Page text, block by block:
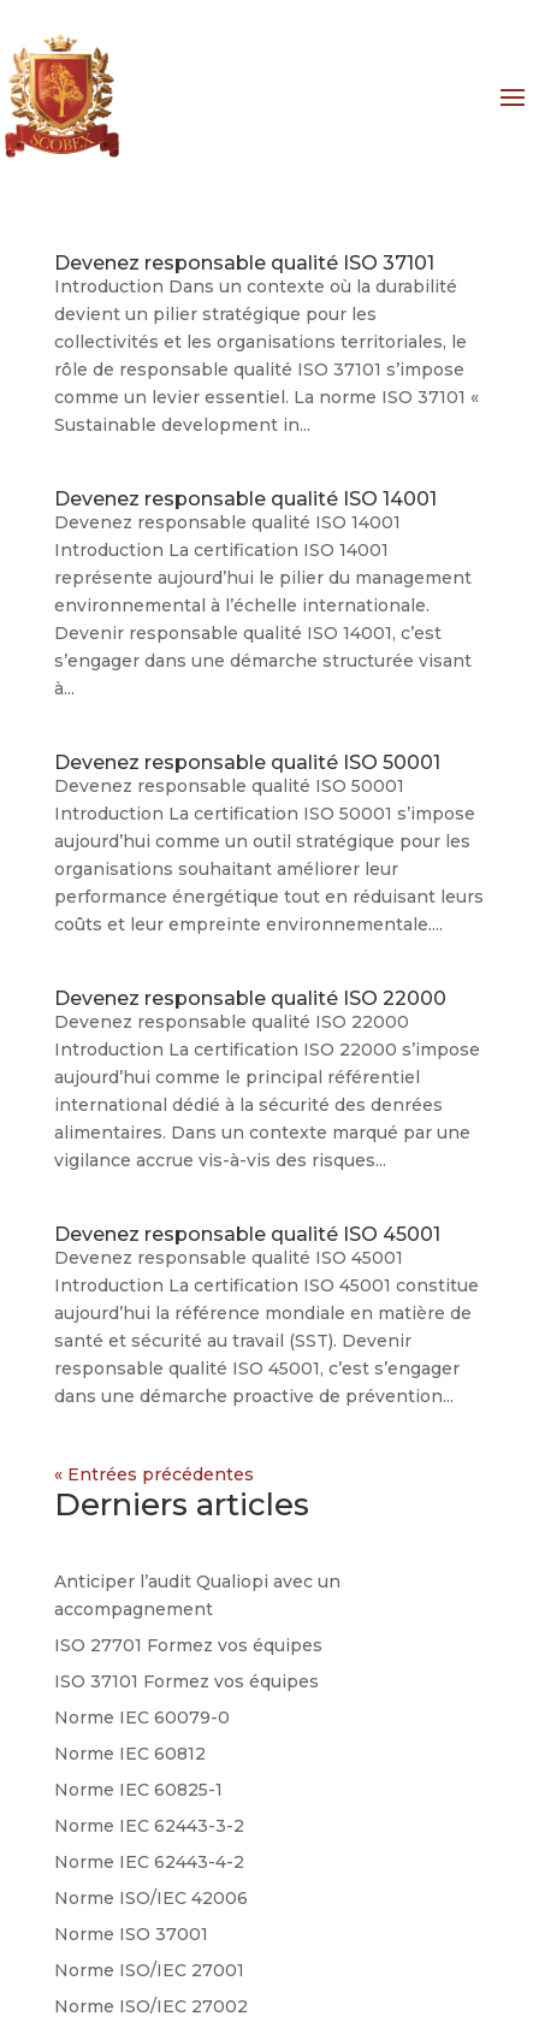
Devenez responsable qualité ISO 37101
Introduction Dans un contexte où la durabilité
devient un pilier stratégique pour les
collectivités et les organisations territoriales, le
rôle de responsable qualité ISO 37101 s’impose
comme un levier essentiel. La norme ISO 37101 «
Sustainable development in...
Devenez responsable qualité ISO 14001
Devenez responsable qualité ISO 14001
Introduction La certification ISO 14001
représente aujourd’hui le pilier du management
environnemental à l’échelle internationale.
Devenir responsable qualité ISO 14001, c’est
s’engager dans une démarche structurée visant
à...
Devenez responsable qualité ISO 50001
Devenez responsable qualité ISO 50001
Introduction La certification ISO 50001 s’impose
aujourd’hui comme un outil stratégique pour les
organisations souhaitant améliorer leur
performance énergétique tout en réduisant leurs
coûts et leur empreinte environnementale....
Devenez responsable qualité ISO 22000
Devenez responsable qualité ISO 22000
Introduction La certification ISO 22000 s’impose
aujourd’hui comme le principal référentiel
international dédié à la sécurité des denrées
alimentaires. Dans un contexte marqué par une
vigilance accrue vis-à-vis des risques...
Devenez responsable qualité ISO 45001
Devenez responsable qualité ISO 45001
Introduction La certification ISO 45001 constitue
aujourd’hui la référence mondiale en matière de
santé et sécurité au travail (SST). Devenir
responsable qualité ISO 45001, c’est s’engager
dans une démarche proactive de prévention...
« Entrées précédentes
Derniers articles
Anticiper l’audit Qualiopi avec un
accompagnement
ISO 27701 Formez vos équipes
ISO 37101 Formez vos équipes
Norme IEC 60079-0
Norme IEC 60812
Norme IEC 60825-1
Norme IEC 62443-3-2
Norme IEC 62443-4-2
Norme ISO/IEC 42006
Norme ISO 37001
Norme ISO/IEC 27001
Norme ISO/IEC 27002